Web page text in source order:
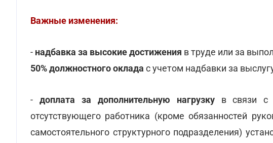
Важные изменения:
- надбавка за высокие достижения в труде или за
50% должностного оклада с учетом надбавки за
- доплата за дополнительную нагрузкув связи с
отсутствующего работника (кроме обязанностей
самостоятельного структурного подразделения)